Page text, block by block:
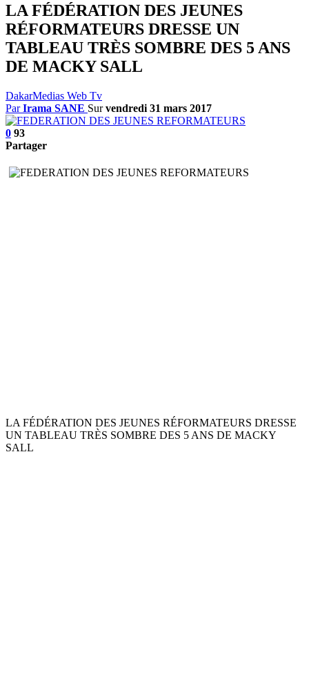
LA FÉDÉRATION DES JEUNES
RÉFORMATEURS DRESSE UN
TABLEAU TRÈS SOMBRE DES 5 ANS
DE MACKY SALL
DakarMedias Web Tv
ParIrama SANE Survendredi 31 mars 2017
0 93
Partager
LA FÉDÉRATION DES JEUNES RÉFORMATEURS DRESSE
UN TABLEAU TRÈS SOMBRE DES 5 ANS DE MACKY
SALL